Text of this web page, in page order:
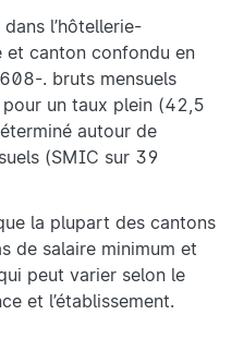
l’hôtellerie-
et canton confondu en
. bruts mensuels
un taux plein (42,5
autour de
(SMIC sur 39
la plupart des cantons
de salaire minimum et
qui peut varier selon le
et l’établissement.